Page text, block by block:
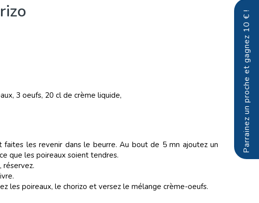
Parrainez un proche et gagnez 10 € !
3 oeufs, 20 cl de crème liquide,
les revenir dans le beurre. Au bout de 5 mn ajoutez un
que les poireaux soient tendres.
réservez.
les poireaux, le chorizo et versez le mélange crème-oeufs.